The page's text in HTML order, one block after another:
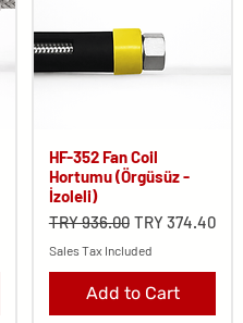
HF-352 Fan Coil
Hortumu (Örgüsüz -
İzoleli)
Regular Price
TRY 936.00 Sale Price
TRY 374.40
Sales Tax Included
Add to Cart